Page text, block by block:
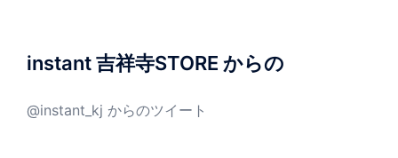
instant 吉祥寺STORE からの
@instant_kj からのツイート